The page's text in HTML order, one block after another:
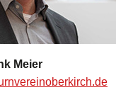
Meier